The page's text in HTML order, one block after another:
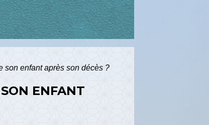
son enfant après son décès ?
ENFANT